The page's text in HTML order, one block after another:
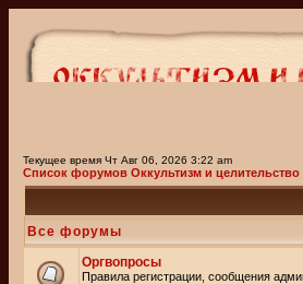
Текущее время Чт Авг 06, 2026 3:22 am
Список форумов Оккультизм и целительство
Все форумы
Оргвопросы
Правила регистрации, сообщения